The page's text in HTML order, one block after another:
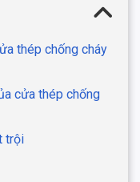
thép chống cháy
cửa thép chống
trội